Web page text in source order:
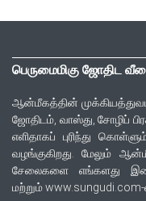
பெருமைமிகு ஜோதிட
ஆன்மீகத்தின்
ஜோதிடம், வாஸ்து, சோழிப்
எளிதாகப் புரிந்து
வழங்குகிறது. மேலும்
சேலைகளை எங்களது
மற்றும்